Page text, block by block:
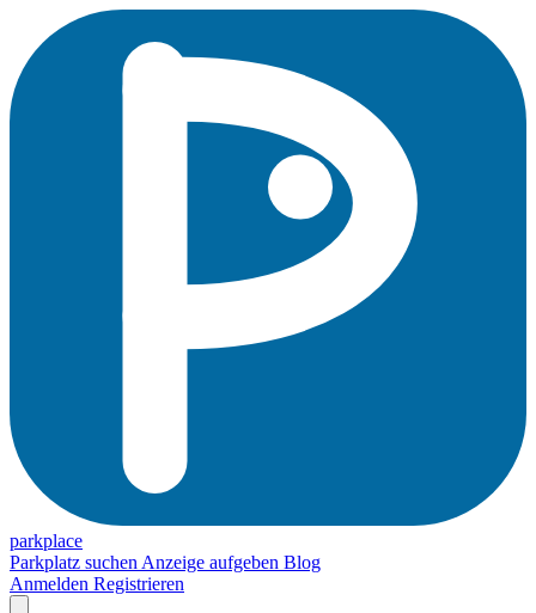
parkplace
Parkplatz suchen Anzeige aufgeben Blog
Anmelden Registrieren